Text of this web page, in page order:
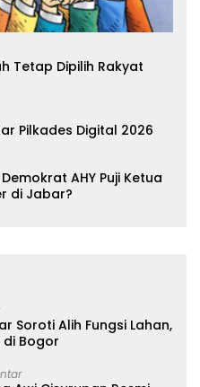
Tetap Dipilih Rakyat
Pilkades Digital 2026
AHY Puji Ketua
di Jabar?
Soroti Alih Fungsi Lahan,
di Bogor